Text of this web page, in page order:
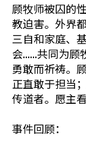
顾牧师被囚的
教迫害。外界
三自和家庭、
会......共同为
勇敢而祈祷。
正直敢于担当
传道者。愿主
事件回顾：